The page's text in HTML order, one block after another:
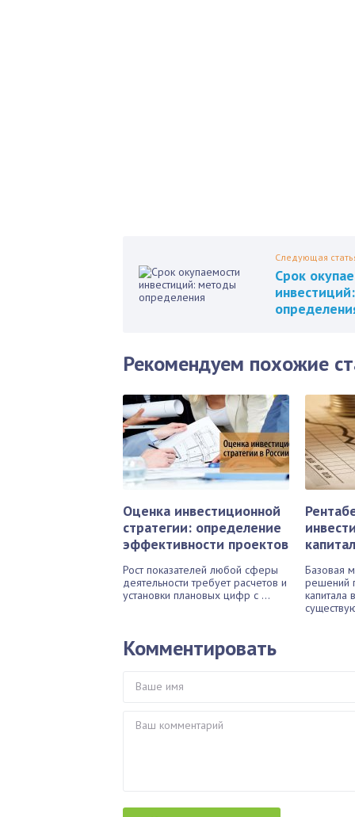
Следующая
Срок
Рекомендуем похожие
Оценка инвестиционной
стратегии: определение
эффективности проектов
Рост показателей любой сферы
деятельности требует расчетов и
установки плановых цифр с ...
Базовая
решений
капитала
Комментировать